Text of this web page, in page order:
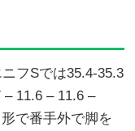
フSでは35.4-35.3
– 11.6 – 11.6 –
で番手外で脚を